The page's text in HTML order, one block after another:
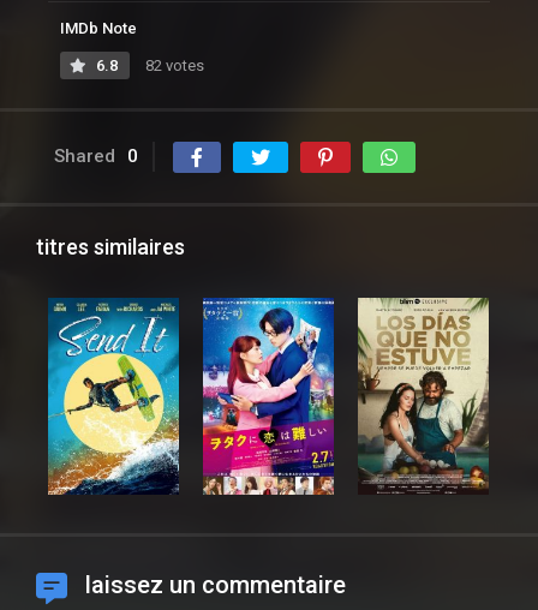
IMDb Note
6.8 82 votes
Shared 0
titres similaires
laissez un commentaire